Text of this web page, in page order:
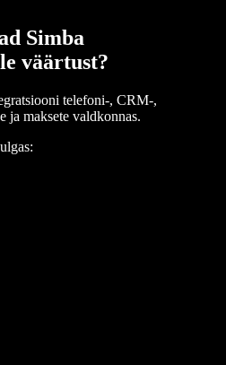
Simba
väärtust?
telefoni-, CRM-,
ja maksete valdkonnas.